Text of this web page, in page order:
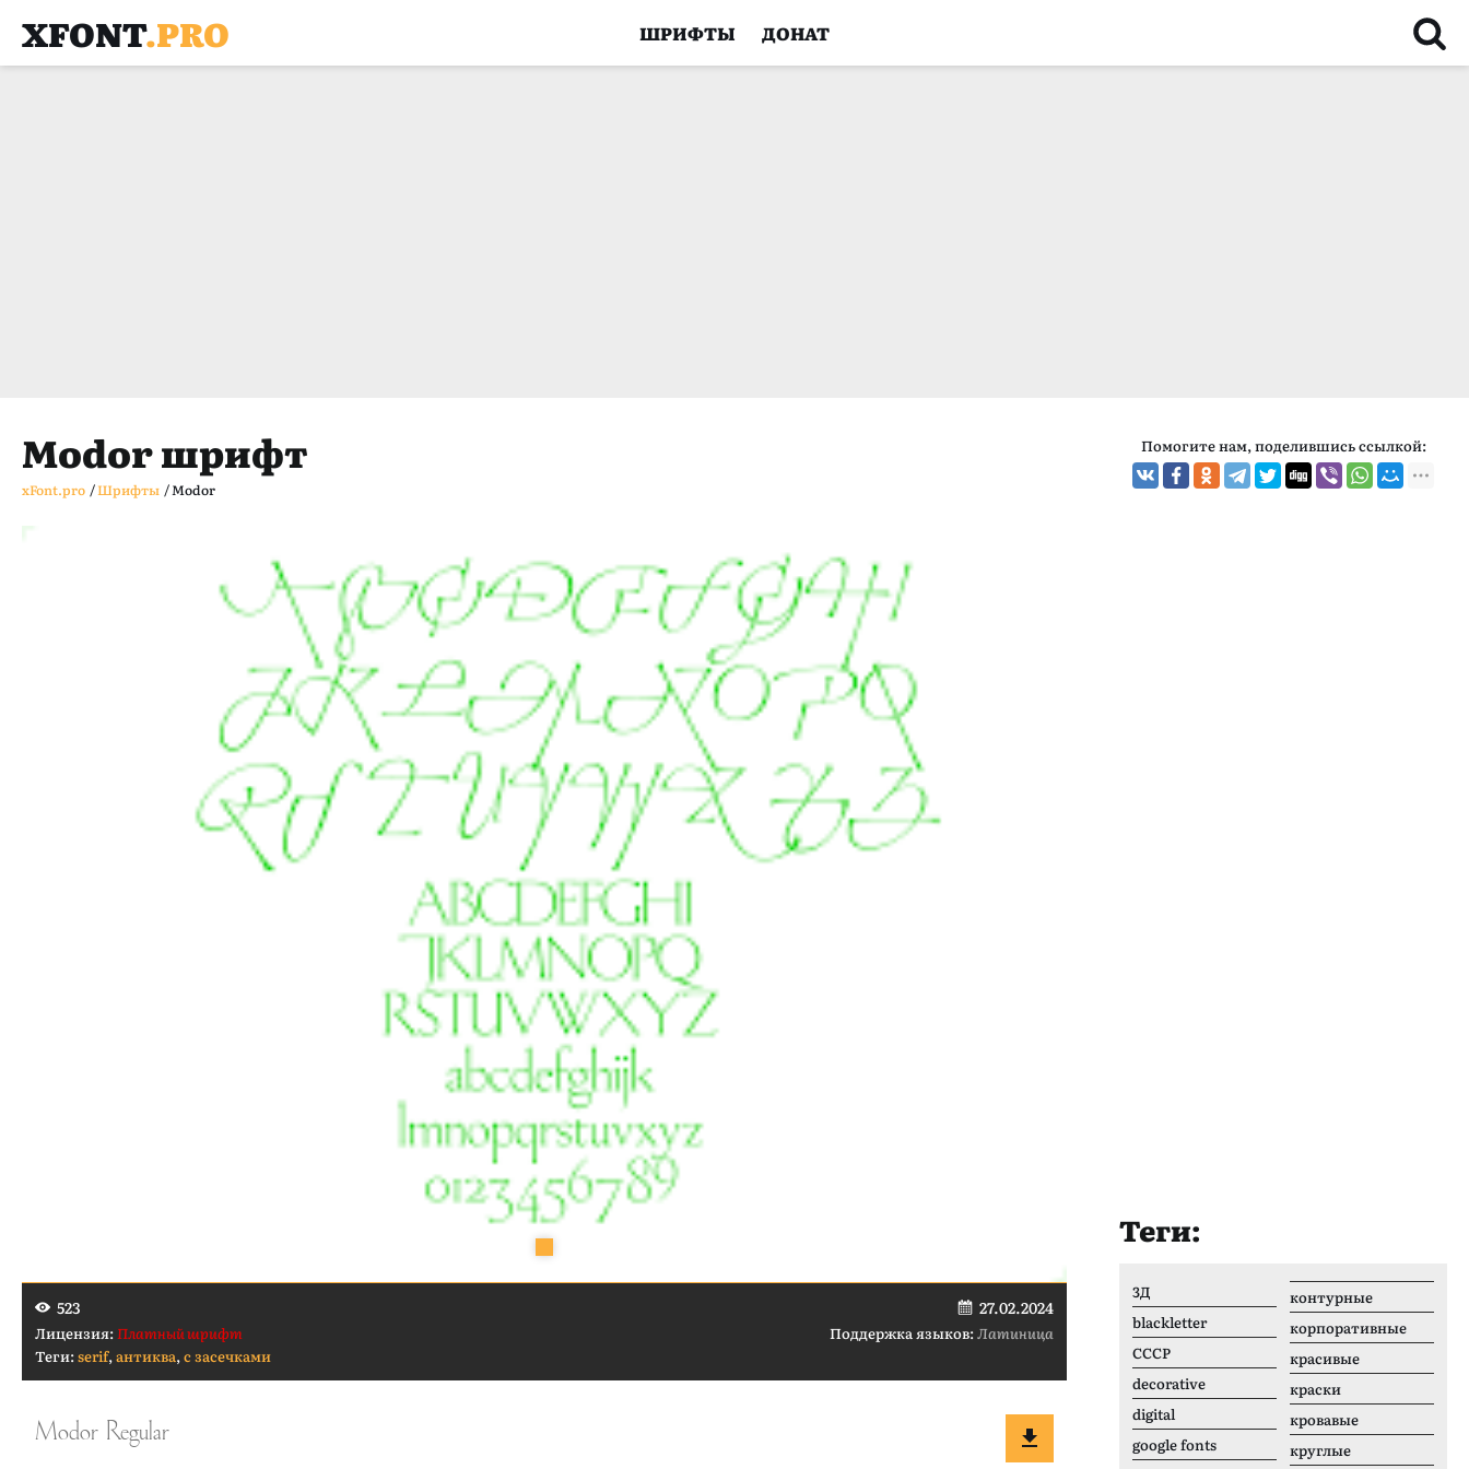
XFONT.PRO ШРИФТЫ ДОНАТ
Modor шрифт
xFont.pro /Шрифты /Modor
Помогите нам, поделившись ссылкой:
523 27.02.2024
Лицензия: Платный шрифт Поддержка языков:Латиница
Теги:serif, антиква, с засечками
Теги:
3Д
blackletter
CCCР
decorative
digital
google fonts
контурные
корпоративные
красивые
краски
кровавые
круглые